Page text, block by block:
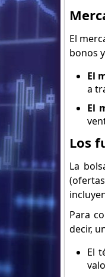
El
bonos
El
a
El
Los
La
Para
decir,
El